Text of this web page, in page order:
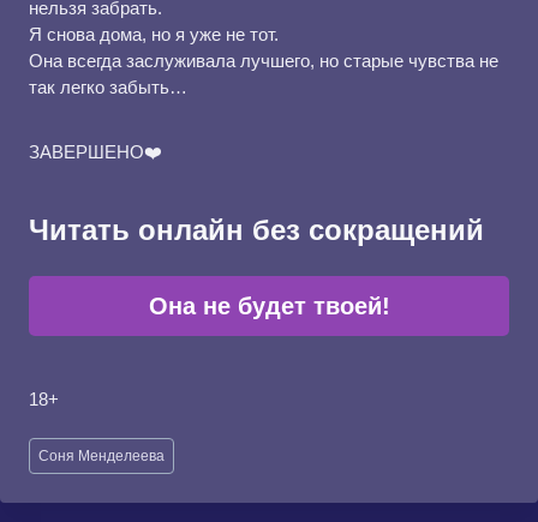
нельзя забрать.
Я снова дома, но я уже не тот.
Она всегда заслуживала лучшего, но старые чувства не
так легко забыть…
ЗАВЕРШЕНО❤️
Читать онлайн без сокращений
Она не будет твоей!
18+
Метки
записи:
Соня Менделеева